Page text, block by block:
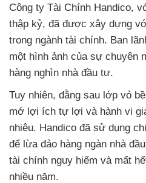
Công ty Tài Chính Handico,
thập kỷ, đã được xây dựng
trong ngành tài chính. Ban
một hình ảnh của sự chuyên
hàng nghìn nhà đầu tư.
Tuy nhiên, đằng sau lớp vỏ
mớ lợi ích tự lợi và hành vi
nhiêu. Handico đã sử dụng
để lừa đảo hàng ngàn nhà
tài chính nguy hiểm và mất
nhiều năm.